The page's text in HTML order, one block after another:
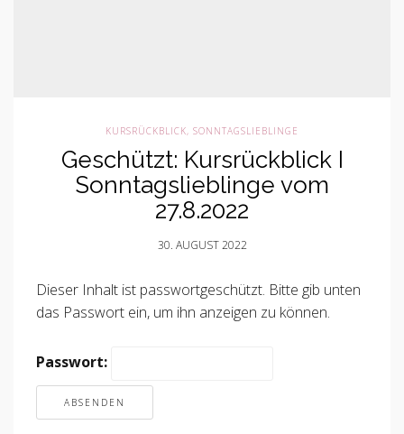
KURSRÜCKBLICK, SONNTAGSLIEBLINGE
Geschützt: Kursrückblick I
Sonntagslieblinge vom
27.8.2022
30. AUGUST 2022
Dieser Inhalt ist passwortgeschützt. Bitte gib unten
das Passwort ein, um ihn anzeigen zu können.
Passwort: